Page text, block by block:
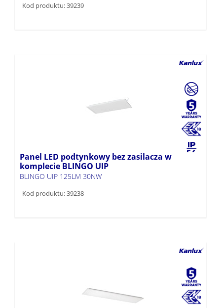
Kod produktu: 39239
Panel LED podtynkowy bez zasilacza w
komplecie BLINGO UIP
BLINGO UIP 125LM 30NW
Kod produktu: 39238